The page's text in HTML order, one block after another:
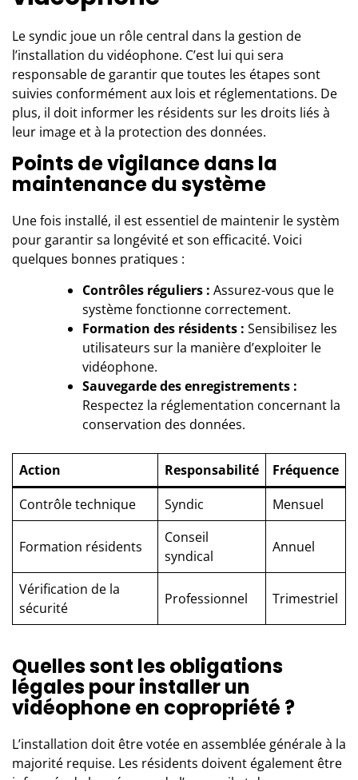
Le syndic joue un rôle central dans la gestion de
l’installation du vidéophone. C’est lui qui sera
responsable de garantir que toutes les étapes sont
suivies conformément aux lois et réglementations. De
plus, il doit informer les résidents sur les droits liés à
leur image et à la protection des données.
Points de vigilance dans la
maintenance du système
Une fois installé, il est essentiel de maintenir le systèm
pour garantir sa longévité et son efficacité. Voici
quelques bonnes pratiques :
Contrôles réguliers : Assurez-vous que le
système fonctionne correctement.
Formation des résidents : Sensibilisez les
utilisateurs sur la manière d’exploiter le
vidéophone.
Sauvegarde des enregistrements :
Respectez la réglementation concernant la
conservation des données.
Action Responsabilité
Fréquence
Contrôle technique
Syndic Mensuel
Formation résidents
Conseil
syndical
Annuel
Vérification de la
sécurité
Professionnel Trimestriel
Quelles sont les obligations
légales pour installer un
vidéophone en copropriété ?
L’installation doit être votée en assemblée générale à la
majorité requise. Les résidents doivent également être